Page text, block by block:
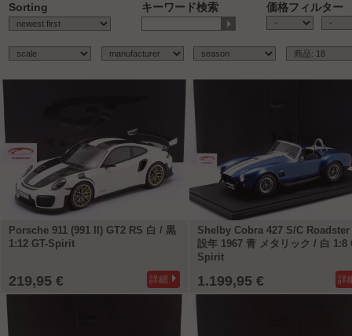
Sorting キーワード検索
価格フィルター
Porsche 911 (991 II) GT2 RS 白 / 黒
1:12 GT-Spirit
219,95 € 詳細
Shelby Cobra 427 S/C Roadster
設年 1967 青 メタリック / 白 1:8
Spirit
1.199,95 € 詳